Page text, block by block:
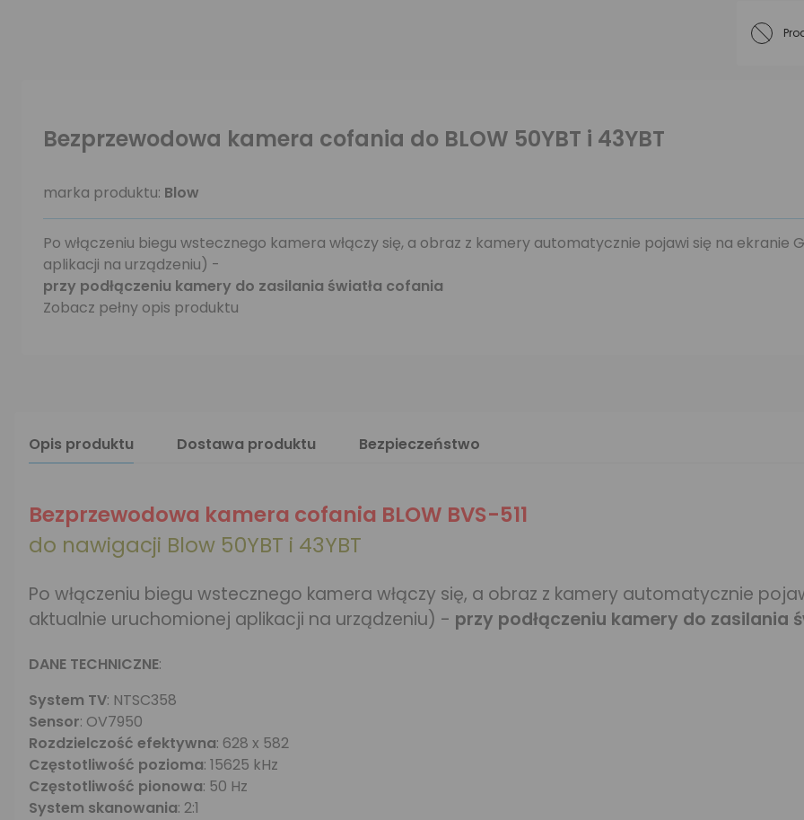
Bezprzewodowa kamera cofania do BLOW 50YBT i 43YBT
marka produktu: Blow
Po włączeniu biegu wstecznego kamera włączy się, a obraz z kamery automatycznie pojawi się na ekranie
aplikacji na urządzeniu) -
przy podłączeniu kamery do zasilania światła cofania
Zobacz pełny opis produktu
Opis produktu Dostawa produktu Bezpieczeństwo
Bezprzewodowa kamera cofania BLOW BVS-511
do nawigacji Blow 50YBT i 43YBT
Po włączeniu biegu wstecznego kamera włączy się, a obraz z kamery automatycznie
aktualnie uruchomionej aplikacji na urządzeniu) - przy podłączeniu kamery do zasilania
DANE TECHNICZNE:
System TV: NTSC358
Sensor: OV7950
Rozdzielczość efektywna: 628 x 582
Częstotliwość pozioma: 15625 kHz
Częstotliwość pionowa: 50 Hz
System skanowania: 2:1